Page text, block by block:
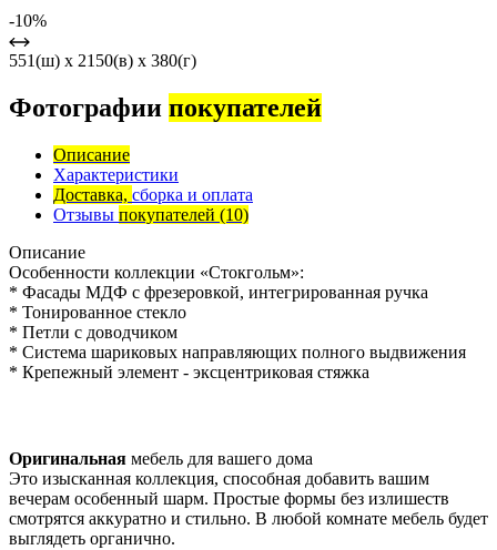
-10%
551(ш) x 2150(в) x 380(г)
Фотографии покупателей
Описание
Характеристики
Доставка, сборка и оплата
Отзывы покупателей (10)
Описание
Особенности коллекции «Стокгольм»:
* Фасады МДФ с фрезеровкой, интегрированная ручка
* Тонированное стекло
* Петли с доводчиком
* Система шариковых направляющих полного выдвижения
* Крепежный элемент - эксцентриковая стяжка
Оригинальная мебель для вашего дома
Это изысканная коллекция, способная добавить вашим
вечерам особенный шарм. Простые формы без излишеств
смотрятся аккуратно и стильно. В любой комнате мебель будет
выглядеть органично.